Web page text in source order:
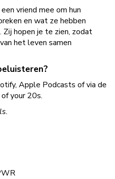
vriend mee om hun
en wat ze hebben
hopen je te zien, zodat
het leven samen
Apple Podcasts of via de
your 20s.